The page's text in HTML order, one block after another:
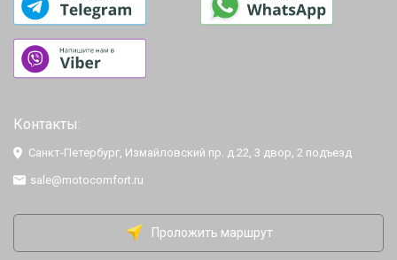
Контакты:
Санкт-Петербург, Измайловский пр. д.22, 3 двор, 2 подъезд
sale@motocomfort.ru
Проложить маршрут